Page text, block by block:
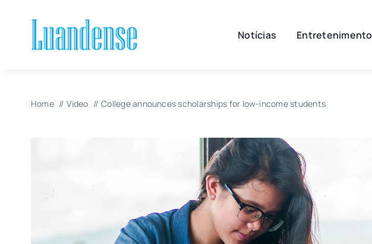
Notícias Entretenimento
Home Video College announces scholarships for low-income students